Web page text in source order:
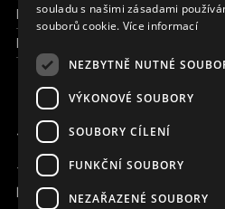
Kde pracujeme
Kontaktujte nás
JSME ONLINE
+420 736 416 505
kancelar@magna.org
souladu s našimi zásadami
souborů cookie. Více informací
NEZBYTNĚ NUTNÉ
VÝKONOVÉ SOUBORY
SOUBORY CÍLENÍ
FUNKČNÍ SOUBORY
NEZAŘAZENÉ SOUBORY